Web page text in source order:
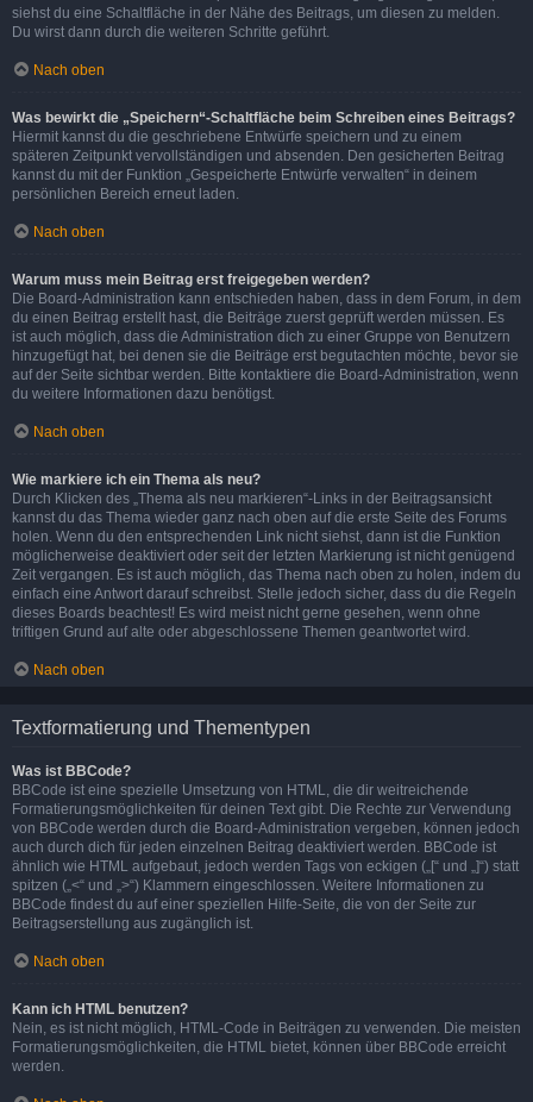
siehst du eine Schaltfläche in der Nähe des Beitrags, um diesen zu melden.
Du wirst dann durch die weiteren Schritte geführt.
Nach oben
Was bewirkt die „Speichern“-Schaltfläche beim Schreiben eines Beitrags?
Hiermit kannst du die geschriebene Entwürfe speichern und zu einem
späteren Zeitpunkt vervollständigen und absenden. Den gesicherten Beitrag
kannst du mit der Funktion „Gespeicherte Entwürfe verwalten“ in deinem
persönlichen Bereich erneut laden.
Nach oben
Warum muss mein Beitrag erst freigegeben werden?
Die Board-Administration kann entschieden haben, dass in dem Forum, in dem
du einen Beitrag erstellt hast, die Beiträge zuerst geprüft werden müssen. Es
ist auch möglich, dass die Administration dich zu einer Gruppe von Benutzern
hinzugefügt hat, bei denen sie die Beiträge erst begutachten möchte, bevor sie
auf der Seite sichtbar werden. Bitte kontaktiere die Board-Administration, wenn
du weitere Informationen dazu benötigst.
Nach oben
Wie markiere ich ein Thema als neu?
Durch Klicken des „Thema als neu markieren“-Links in der Beitragsansicht
kannst du das Thema wieder ganz nach oben auf die erste Seite des Forums
holen. Wenn du den entsprechenden Link nicht siehst, dann ist die Funktion
möglicherweise deaktiviert oder seit der letzten Markierung ist nicht genügend
Zeit vergangen. Es ist auch möglich, das Thema nach oben zu holen, indem du
einfach eine Antwort darauf schreibst. Stelle jedoch sicher, dass du die Regeln
dieses Boards beachtest! Es wird meist nicht gerne gesehen, wenn ohne
triftigen Grund auf alte oder abgeschlossene Themen geantwortet wird.
Nach oben
Textformatierung und Thementypen
Was ist BBCode?
BBCode ist eine spezielle Umsetzung von HTML, die dir weitreichende
Formatierungsmöglichkeiten für deinen Text gibt. Die Rechte zur Verwendung
von BBCode werden durch die Board-Administration vergeben, können jedoch
auch durch dich für jeden einzelnen Beitrag deaktiviert werden. BBCode ist
ähnlich wie HTML aufgebaut, jedoch werden Tags von eckigen („[“ und „]“) statt
spitzen („<“ und „>“) Klammern eingeschlossen. Weitere Informationen zu
BBCode findest du auf einer speziellen Hilfe-Seite, die von der Seite zur
Beitragserstellung aus zugänglich ist.
Nach oben
Kann ich HTML benutzen?
Nein, es ist nicht möglich, HTML-Code in Beiträgen zu verwenden. Die meisten
Formatierungsmöglichkeiten, die HTML bietet, können über BBCode erreicht
werden.